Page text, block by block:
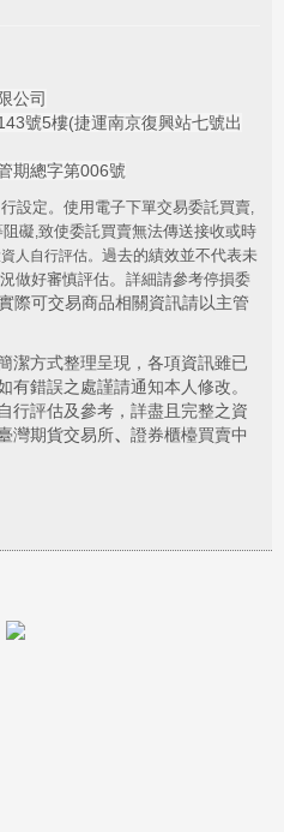
公司
號5樓(捷運南京復興站七號出
期總字第006號
設定。使用電子下單交易委託買賣
礙 致使委託買賣無法傳送接收或時
人自行評估。 過去的績效並不代表未
做好審慎評估。 詳細請參考停損委
際可交易商品相關資訊請以主管
潔方式整理呈現，各項資訊雖已
有錯誤之處謹請通知本人修改。
行評估及參考，詳盡且完整之資
灣期貨交易所、 證券櫃檯買賣中